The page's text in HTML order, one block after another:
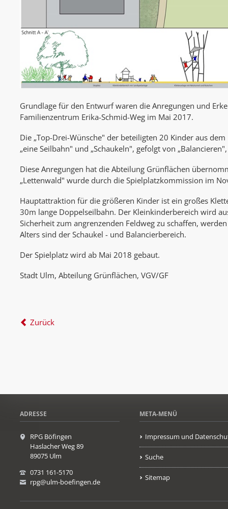
Grundlage für den Entwurf waren die Anregungen und
Familienzentrum Erika-Schmid-Weg im Mai 2017.
Die „Top-Drei-Wünsche" der beteiligten 20 Kinder aus
„eine Seilbahn" und „Schaukeln", gefolgt von
Diese Anregungen hat die Abteilung Grünflächen
„Lettenwald" wurde durch die Spielplatzkommission im
Hauptattraktion für die größeren Kinder ist ein großes
30m lange Doppelseilbahn. Der Kleinkinderbereich wird
Sicherheit zum angrenzenden Feldweg zu schaffen,
Alters sind der Schaukel - und Balancierbereich.
Der Spielplatz wird ab Mai 2018 gebaut.
Stadt Ulm, Abteilung Grünflächen, VGV/GF
Zurück
ADRESSE
RPG Böfingen
Haslacher Weg 89
89075 Ulm
0731 161-5170
rpg@ulm-boefingen.de
META-MENÜ
Impressum und
Suche
Sitemap